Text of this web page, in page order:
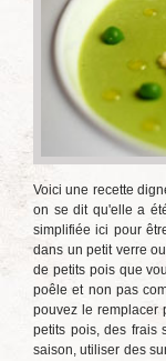
Voici une recette
on se dit qu'elle a
simplifiée ici pour
dans un petit verre
de petits pois que
poêle et non pas
pouvez le remplacer
petits pois, des frais
saison, utiliser des